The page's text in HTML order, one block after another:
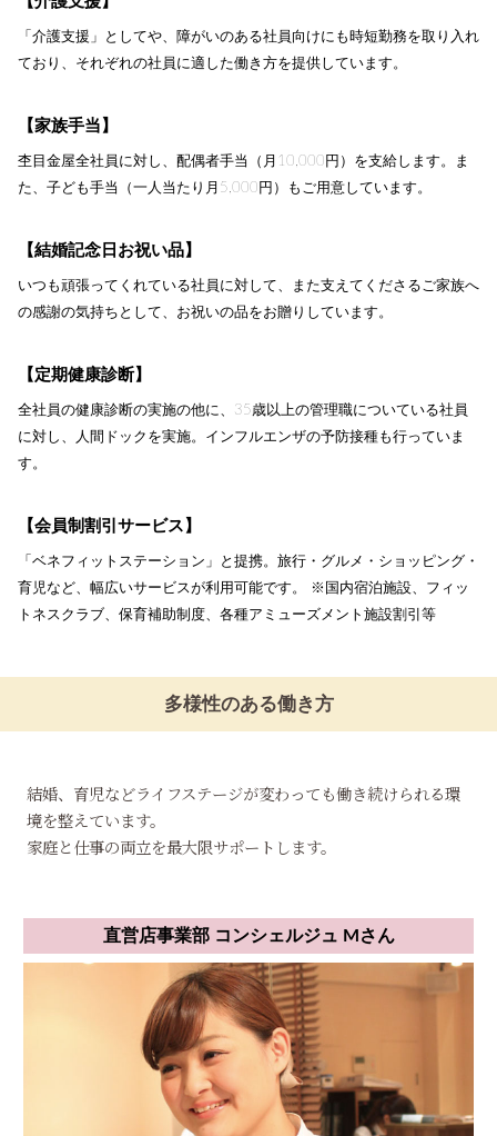
「介護支援」としてや、障がいのある社員向けにも時短勤務を取り入れ
ており、それぞれの社員に適した働き方を提供しています。
【家族手当】
杢目金屋全社員に対し、配偶者手当（月10,000円）を支給します。ま
た、子ども手当（一人当たり月5,000円）もご用意しています。
【結婚記念日お祝い品】
いつも頑張ってくれている社員に対して、また支えてくださるご家族へ
の感謝の気持ちとして、お祝いの品をお贈りしています。
【定期健康診断】
全社員の健康診断の実施の他に、35歳以上の管理職についている社員
に対し、人間ドックを実施。インフルエンザの予防接種も行っていま
す。
【会員制割引サービス】
「ベネフィットステーション」と提携。旅行・グルメ・ショッピング・
育児など、幅広いサービスが利用可能です。 ※国内宿泊施設、フィッ
トネスクラブ、保育補助制度、各種アミューズメント施設割引等
多様性のある働き方
結婚、育児などライフステージが変わっても働き続けられる環
境を整えています。
家庭と仕事の両立を最大限サポートします。
直営店事業部 コンシェルジュ Mさん